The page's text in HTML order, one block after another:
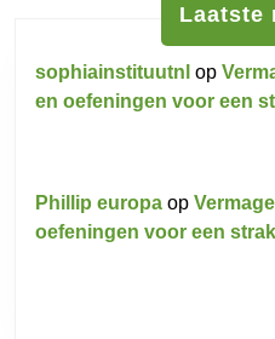
Laatste
sophiainstituutnl op
en oefeningen voor een
Phillip europa op
oefeningen voor een